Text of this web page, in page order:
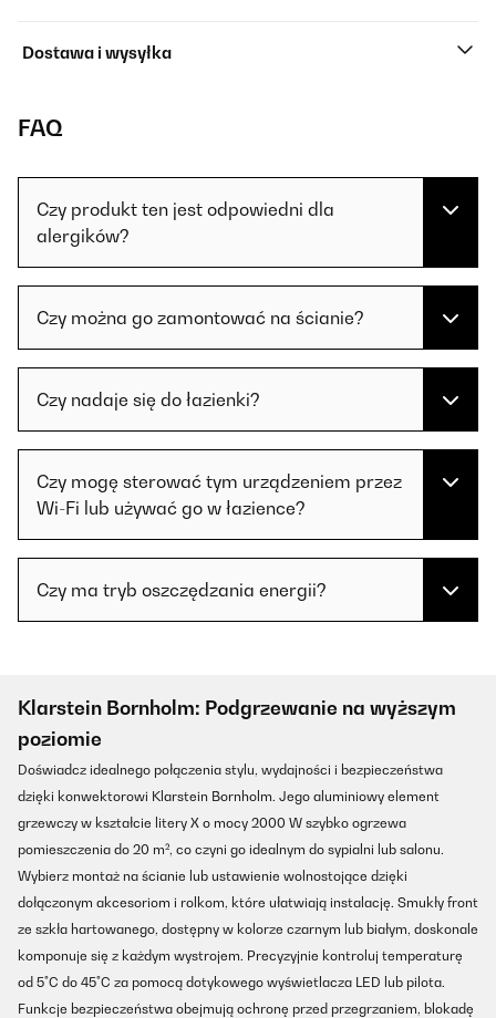
Dostawa i wysyłka
FAQ
Czy produkt ten jest odpowiedni dla
alergików?
Czy można go zamontować na ścianie?
Czy nadaje się do łazienki?
Czy mogę sterować tym urządzeniem przez
Wi-Fi lub używać go w łazience?
Czy ma tryb oszczędzania energii?
Klarstein Bornholm: Podgrzewanie na wyższym
poziomie
Doświadcz idealnego połączenia stylu, wydajności i bezpieczeństwa
dzięki konwektorowi Klarstein Bornholm. Jego aluminiowy element
grzewczy w kształcie litery X o mocy 2000 W szybko ogrzewa
pomieszczenia do 20 m², co czyni go idealnym do sypialni lub salonu.
Wybierz montaż na ścianie lub ustawienie wolnostojące dzięki
dołączonym akcesoriom i rolkom, które ułatwiają instalację. Smukły front
ze szkła hartowanego, dostępny w kolorze czarnym lub białym, doskonale
komponuje się z każdym wystrojem. Precyzyjnie kontroluj temperaturę
od 5°C do 45°C za pomocą dotykowego wyświetlacza LED lub pilota.
Funkcje bezpieczeństwa obejmują ochronę przed przegrzaniem, blokadę